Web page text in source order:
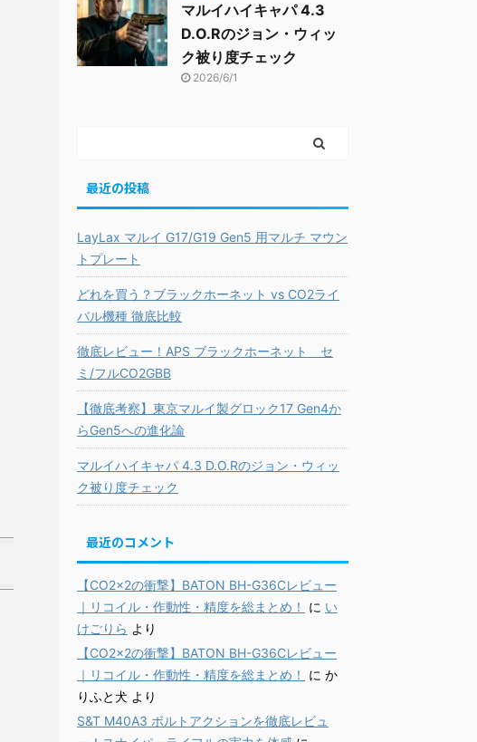
マルイハイキャパ 4.3
D.O.Rのジョン・ウィッ
ク被り度チェック
2026/6/1
最近の投稿
LayLax マルイ G17/G19 Gen5 用マルチ マウン
トプレート
どれを買う？ブラックホーネット vs CO2ライ
バル機種 徹底比較
徹底レビュー！APS ブラックホーネット セ
ミ/フルCO2GBB
【徹底考察】東京マルイ製グロック17 Gen4か
らGen5への進化論
マルイハイキャパ 4.3 D.O.Rのジョン・ウィッ
ク被り度チェック
最近のコメント
【CO2×2の衝撃】BATON BH-G36Cレビュー
｜リコイル・作動性・精度を総まとめ！
に い
けごりら より
【CO2×2の衝撃】BATON BH-G36Cレビュー
｜リコイル・作動性・精度を総まとめ！
に か
りふと犬 より
S&T M40A3 ボルトアクションを徹底レビュ